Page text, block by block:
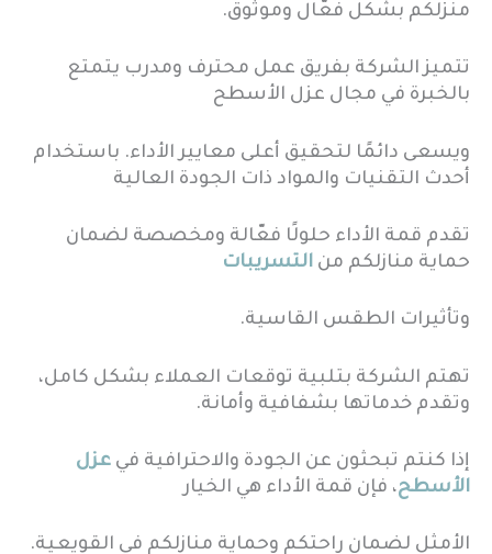
منزلكم بشكل فعّال وموثوق.
تتميز الشركة بفريق عمل محترف ومدرب يتمتع
بالخبرة في مجال عزل الأسطح
ويسعى دائمًا لتحقيق أعلى معايير الأداء. باستخدام
أحدث التقنيات والمواد ذات الجودة العالية
تقدم قمة الأداء حلولًا فعّالة ومخصصة لضمان
حماية منازلكم من التسريبات
وتأثيرات الطقس القاسية.
تهتم الشركة بتلبية توقعات العملاء بشكل كامل،
وتقدم خدماتها بشفافية وأمانة.
إذا كنتم تبحثون عن الجودة والاحترافية في عزل
الأسطح، فإن قمة الأداء هي الخيار
الأمثل لضمان راحتكم وحماية منازلكم في القويعية.